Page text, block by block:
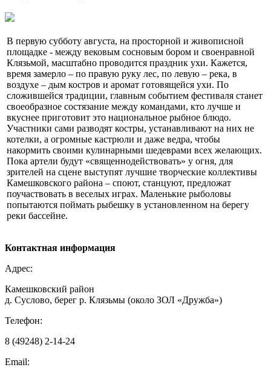
В первую субботу августа, на просторной и живописной
площадке - между вековым сосновым бором и своенравной
Клязьмой, масштабно проводится праздник ухи. Кажется,
время замерло – по правую руку лес, по левую – река, в
воздухе – дым костров и аромат готовящейся ухи. По
сложившейся традиции, главным событием фестиваля станет
своеобразное состязание между командами, кто лучше и
вкуснее приготовит это национальное рыбное блюдо.
Участники сами разводят костры, устанавливают на них не
котелки, а огромные кастрюли и даже ведра, чтобы
накормить своими кулинарными шедеврами всех желающих.
Пока артели будут «священнодействовать» у огня, для
зрителей на сцене выступят лучшие творческие коллективы
Камешковского района – споют, станцуют, предложат
поучаствовать в веселых играх. Маленькие рыболовы
попытаются поймать рыбешку в установленном на берегу
реки бассейне.
Контактная информация
Адрес:
Камешковский район
д. Суслово, берег р. Клязьмы (около ЗОЛ «Дружба»)
Телефон:
8 (49248) 2-14-24
Email: